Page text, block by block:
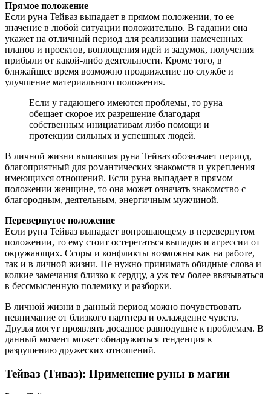
Прямое положение
Если руна Тейваз выпадает в прямом положении, то ее
значение в любой ситуации положительно. В гадании она
укажет на отличный период для реализации намеченных
планов и проектов, воплощения идей и задумок, получения
прибыли от какой-либо деятельности. Кроме того, в
ближайшее время возможно продвижение по службе и
улучшение материального положения.
Если у гадающего имеются проблемы, то руна
обещает скорое их разрешение благодаря
собственным инициативам либо помощи и
протекции сильных и успешных людей.
В личной жизни выпавшая руна Тейваз обозначает период,
благоприятный для романтических знакомств и укрепления
имеющихся отношений. Если руна выпадает в прямом
положении женщине, то она может означать знакомство с
благородным, деятельным, энергичным мужчиной.
Перевернутое положение
Если руна Тейваз выпадает вопрошающему в перевернутом
положении, то ему стоит остерегаться выпадов и агрессии от
окружающих. Ссоры и конфликты возможны как на работе,
так и в личной жизни. Не нужно принимать обидные слова и
колкие замечания близко к сердцу, а уж тем более ввязываться
в бессмысленную полемику и разборки.
В личной жизни в данный период можно почувствовать
невнимание от близкого партнера и охлаждение чувств.
Друзья могут проявлять досадное равнодушие к проблемам. В
данный момент может обнаружиться тенденция к
разрушению дружеских отношений.
Тейваз (Тиваз): Применение руны в магии